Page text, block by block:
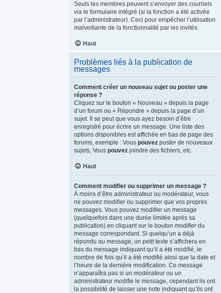
Seuls les membres peuvent s’envoyer des courriels
via le formulaire intégré (si la fonction a été activée
par l’administrateur). Ceci pour empêcher l’utilisation
malveillante de la fonctionnalité par les invités.
Haut
Problèmes liés à la publication de
messages
Comment créer un nouveau sujet ou poster une
réponse ?
Cliquez sur le bouton « Nouveau » depuis la page
d’un forum ou « Répondre » depuis la page d’un
sujet. Il se peut que vous ayez besoin d’être
enregistré pour écrire un message. Une liste des
options disponibles est affichée en bas de page des
forums, exemple : Vous pouvez poster de nouveaux
sujets, Vous pouvez joindre des fichiers, etc.
Haut
Comment modifier ou supprimer un message ?
À moins d’être administrateur ou modérateur, vous
ne pouvez modifier ou supprimer que vos propres
messages. Vous pouvez modifier un message
(quelquefois dans une durée limitée après sa
publication) en cliquant sur le bouton modifierdu
message correspondant. Si quelqu’un a déjà
répondu au message, un petit texte s’affichera en
bas du message indiquant qu’il a été modifié, le
nombre de fois qu’il a été modifié ainsi que la date et
l’heure de la dernière modification. Ce message
n’apparaîtra pas si un modérateur ou un
administrateur modifie le message, cependant ils ont
la possibilité de laisser une note indiquant qu’ils ont